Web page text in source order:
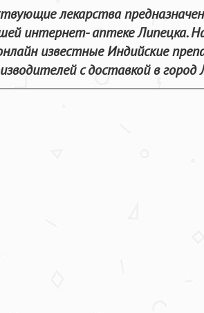
лекарства
интернет- аптеке Липецка.
известные Индийские
с доставкой в город